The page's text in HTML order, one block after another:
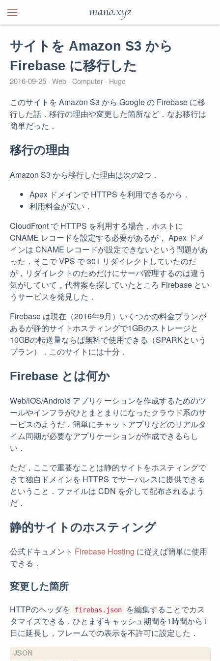
mano.xyz
サイトを Amazon S3 から
Firebase に移行した
2016-09-25 Web Computer Hugo
このサイトを Amazon S3 から Google の Firebase に移
行した話．移行の理由や変更した箇所など．なお移行は
簡単だった．
移行の理由
Amazon S3 から移行した理由は次の2つ．
Apex ドメインで HTTPS を利用できるから．
利用料金が安い．
CloudFront で HTTPS を利用する場合，ホストに
CNAME レコードを設定する必要があるが， Apex ドメ
インは CNAME レコードが設定できないという問題があ
った．そこで VPS で 301 リダイレクトしていたのだ
が，リダイレクトのためだけにサーバ管理するのは違う
気がしていて，代替案を探していたところ Firebase とい
うサービスを発見した．
Firebase は現在（2016年9月）いくつかの料金プランが
あるが静的サイトホスティングで1GBのストレージと
10GBの転送量ならば無料で使用できる（SPARKという
プラン）．このサイトには十分．
Firebase とは何か
Web/iOS/Android アプリケーションを作成するためのツ
ールやインフラがひとまとまりになったクラウド系のサ
ービスのようだ．簡単にチャットアプリなどのリアルタ
イム同期が必要なアプリケーションが作成できるらし
い．
ただ，ここで重要なことは静的サイトをホスティングで
きて独自ドメインを HTTPS でサーバレスに提供できる
ということ．ファイルは CDN を介して配布されるよう
だ．
静的サイトのホスティング
公式ドキュメント Firebase Hosting に従えば簡単に使用
できる．
変更した箇所
HTTPのヘッダを firebas.json
を編集することでカス
タマイズできる．ひとまずキャッシュ期間を1時間から1
日に延長し，フレームでの表示を不許可に設定した．